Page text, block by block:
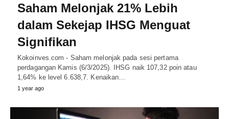
Saham Melonjak 21% Lebih
dalam Sekejap IHSG Menguat
Signifikan
Kokoinves.com - Saham melonjak pada sesi pertama
perdagangan Kamis (6/3/2025). IHSG naik 107,32 poin atau
1,64% ke level 6.638,7. Kenaikan…
1 year ago